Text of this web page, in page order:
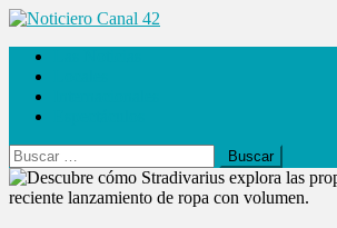
Saltar
contenido
Noticiero Canal 42
Buscar: